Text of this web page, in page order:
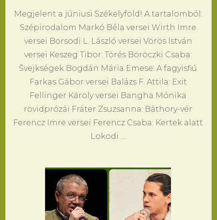
Megjelent a júniusi Székelyföld! A tartalomból:
Szépirodalom Markó Béla versei Wirth Imre
versei Borsodi L. László versei Vörös István
versei Keszeg Tibor: Törés Böröczki Csaba:
Švejkségek Bogdán Mária Emese: A fagyisfiú
Farkas Gábor versei Balázs F. Attila: Exit
Fellinger Károly versei Bangha Mónika
rövidprózái Fráter Zsuzsanna: Báthory-vér
Ferencz Imre versei Ferencz Csaba: Kertek alatt
Lokodi …